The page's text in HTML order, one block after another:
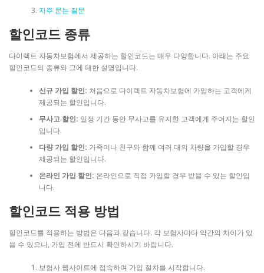
자주 묻는 질문
할인코드 종류
다이렉트 자동차보험에서 제공하는 할인코드는 매우 다양합니다. 아래는 주요
할인코드의 종류와 그에 대한 설명입니다.
신규 가입 할인: 처음으로 다이렉트 자동차보험에 가입하는 고객에게
제공되는 할인입니다.
무사고 할인: 일정 기간 동안 무사고를 유지한 고객에게 주어지는 할인
입니다.
다량 가입 할인: 가족이나 친구와 함께 여러 대의 차량을 가입할 경우
제공되는 할인입니다.
온라인 가입 할인: 온라인으로 직접 가입할 경우 받을 수 있는 할인입
니다.
할인코드 적용 방법
할인코드를 적용하는 방법은 다음과 같습니다. 각 보험사마다 약간의 차이가 있
을 수 있으니, 가입 전에 반드시 확인하시기 바랍니다.
보험사 웹사이트에 접속하여 가입 절차를 시작합니다.